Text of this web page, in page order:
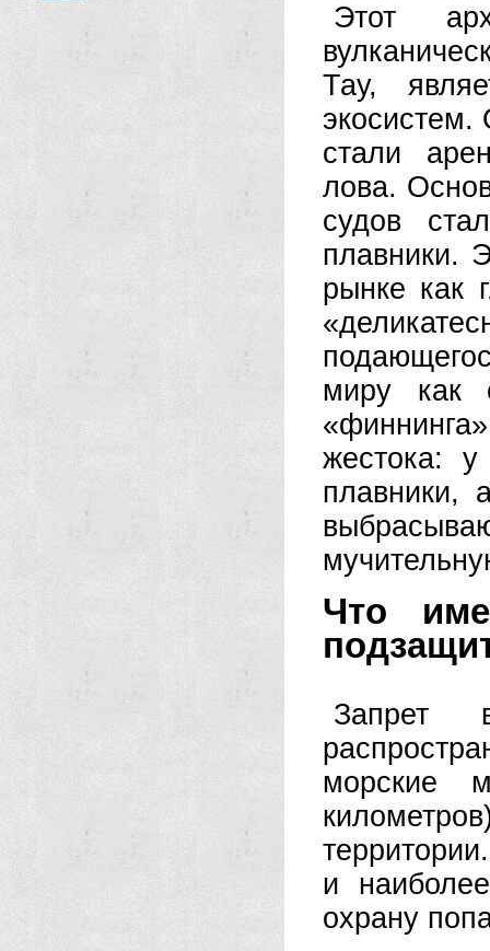
Этот
Тау,
экосистем.
стали
лова.
судов
плавники.
рынке как
миру как
жестока:
плавники,
Что
Запрет
морские
и
охрану